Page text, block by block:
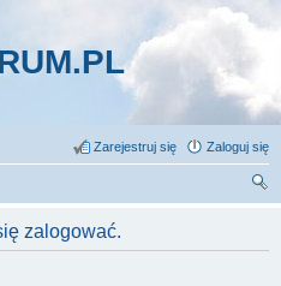
Zaloguj się
Zarejestruj się
zalogować.